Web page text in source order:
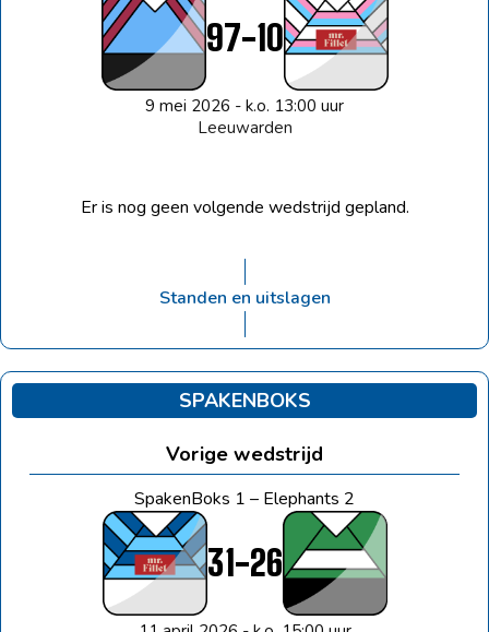
97-10
9 mei 2026 - k.o. 13:00 uur
Leeuwarden
Er is nog geen volgende wedstrijd gepland.
Standen en uitslagen
SPAKENBOKS
Vorige wedstrijd
SpakenBoks 1 – Elephants 2
31-26